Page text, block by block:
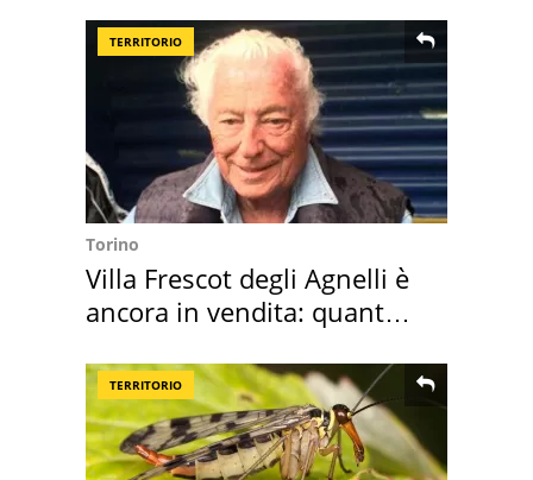
TERRITORIO
Torino
Villa Frescot degli Agnelli è
ancora in vendita: quanto
TERRITORIO